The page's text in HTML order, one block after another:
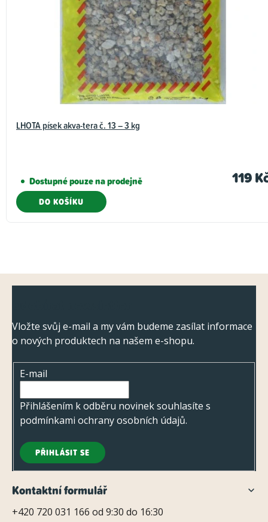
LHOTA písek akva-tera č. 13 – 3 kg
Dostupné pouze na prodejně 119
DO KOŠÍKU
Vložte svůj e-mail a my vám budeme zasílat informace
o nových produktech na našem e-shopu.
E-mail
Přihlášením k odběru novinek souhlasíte s
podmínkami ochrany osobních údajů.
PŘIHLÁSIT SE
Kontaktní formulář
+420 720 031 166 od 9:30 do 16:30